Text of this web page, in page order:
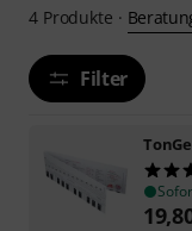
4 Produkte ·
Filter